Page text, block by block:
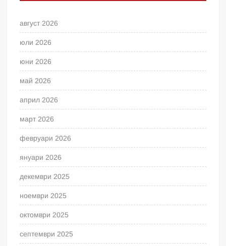
август 2026
юли 2026
юни 2026
май 2026
април 2026
март 2026
февруари 2026
януари 2026
декември 2025
ноември 2025
октомври 2025
септември 2025